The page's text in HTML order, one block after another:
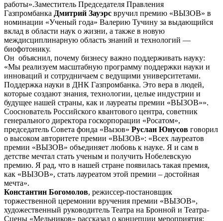
работы».Заместитель Председателя Правления
Газпромбанка Дмитрий Зауэрс вручил премию «ВЫЗОВ» в
номинации «Ученый года» Валерию Тучину за выдающийся
вклад в области наук о жизни, а также в новую
междисциплинарную область знаний и технологий —
биофотонику.
Он объяснил, почему бизнесу важно поддерживать науку:
«Мы реализуем масштабную программу поддержки науки и
инноваций и сотрудничаем с ведущими университетами.
Поддержка науки в ДНК Газпромбанка. Это вера в людей,
которые создают знания, технологии, целые индустрии и
будущее нашей страны, как и лауреаты премии «ВЫЗОВ»».
Сооснователь Российского квантового центра, советник
генерального директора госкорпорации «Росатом»,
председатель Совета фонда «Вызов» Руслан Юнусов говорил
о высоком авторитете премии «ВЫЗОВ»: «Всех лауреатов
премии «ВЫЗОВ» объединяет любовь к науке. Я и сам в
детстве мечтал стать ученым и получить Нобелевскую
премию. Я рад, что в нашей стране появилась такая премия,
как «ВЫЗОВ», стать лауреатом этой премии – достойная
мечта».
Константин Богомолов, режиссер-постановщик
торжественной церемонии вручения премии «ВЫЗОВ»,
художественный руководитель Театра на Бронной и Театра-
Сцены «Мельников» рассказал о концепции мероприятия: